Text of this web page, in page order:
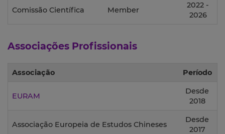
Comissão Científica Member
2022 -
2026
Associações Profissionais
Associação Período
EURAM
Desde
2018
Associação Europeia de Estudos Chineses
Desde
2017